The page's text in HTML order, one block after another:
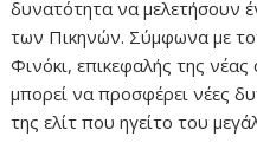
δυνατότητα να μελετήσουν
των Πικηνών. Σύμφωνα με
Φινόκι, επικεφαλής της
μπορεί να προσφέρει νέες
της ελίτ που ηγείτο του